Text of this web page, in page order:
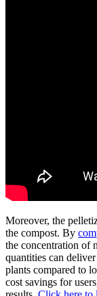
Moreover, the
the compost. By
the concentration of
quantities can
plants compared to
cost savings for